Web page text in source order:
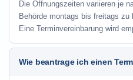
Die Öffnungszeiten variieren je
Behörde montags bis freitags
Eine Terminvereinbarung wird
Wie beantrage ich einen